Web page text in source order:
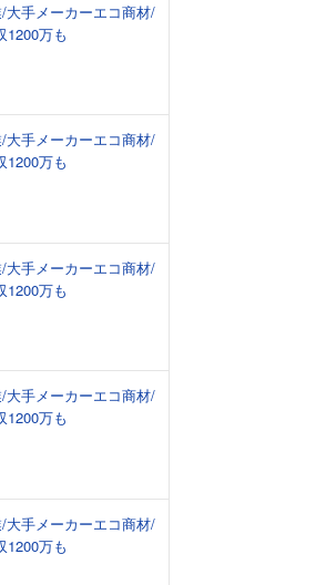
/大手メーカーエコ商材/
1200万も
/大手メーカーエコ商材/
1200万も
/大手メーカーエコ商材/
1200万も
/大手メーカーエコ商材/
1200万も
/大手メーカーエコ商材/
1200万も